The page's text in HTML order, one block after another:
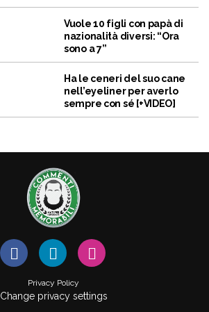
Vuole 10 figli con papà di
nazionalità diversi: “Ora
sono a 7”
Ha le ceneri del suo cane
nell’eyeliner per averlo
sempre con sé [+VIDEO]
Privacy Policy
Change privacy settings